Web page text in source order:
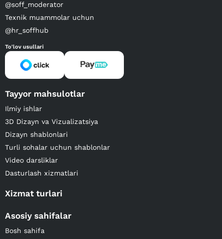
@soff_moderator
Texnik muammolar uchun
@hr_soffhub
To'lov usullari
Tayyor mahsulotlar
Ilmiy ishlar
3D Dizayn va Vizualizatsiya
Dizayn shablonlari
Turli sohalar uchun shablonlar
Video darsliklar
Dasturlash xizmatlari
Xizmat turlari
Asosiy sahifalar
Bosh sahifa